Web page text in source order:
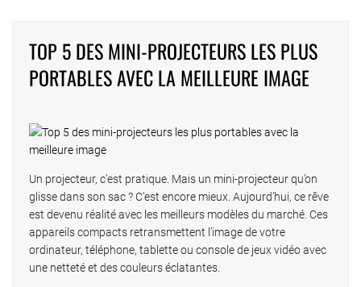
TOP 5 DES MINI-PROJECTEURS LES PLUS
PORTABLES AVEC LA MEILLEURE IMAGE
Un projecteur, c’est pratique. Mais un mini-projecteur qu’on
glisse dans son sac ? C’est encore mieux. Aujourd’hui, ce rêve
est devenu réalité avec les meilleurs modèles du marché. Ces
appareils compacts retransmettent l’image de votre
ordinateur, téléphone, tablette ou console de jeux vidéo avec
une netteté et des couleurs éclatantes.
publications